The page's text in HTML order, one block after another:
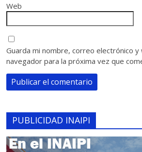
Web
Guarda mi nombre, correo electrónico
navegador para la próxima vez que
PUBLICIDAD INAIPI